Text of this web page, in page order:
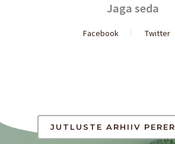
Jaga seda
Facebook Twitter
JUTLUSTE ARHIIV